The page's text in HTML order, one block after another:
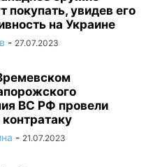
покупать, увидев его
на Украине
- 27.07.2023
ВС РФ провели
- 21.07.2023